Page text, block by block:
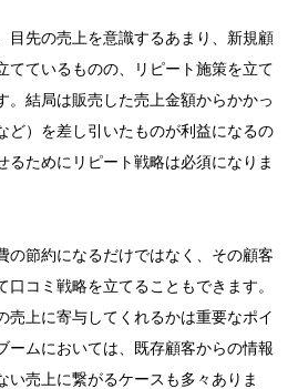
目先の売上を意識するあまり、新規顧
てているものの、リピート施策を立て
。結局は販売した売上金額からかかっ
ど）を差し引いたものが利益になるの
るためにリピート戦略は必須になりま
の節約になるだけではなく、その顧客
コミ戦略を立てることもできます。
売上に寄与してくれるかは重要なポイ
ームにおいては、既存顧客からの情報
い売上に繋がるケースも多々ありま